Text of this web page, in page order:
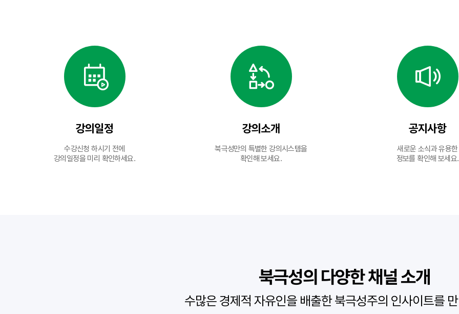
강의일정
수강신청 하시기 전에
강의일정을 미리 확인하세요.
강의소개
북극성만의 특별한 강의시스템을
확인해 보세요.
공지사항
새로운 소식과 유용한
정보를 확인해 보세요.
북극성의 다양한 채널 소개
수많은 경제적 자유인을 배출한 북극성주의 인사이트를